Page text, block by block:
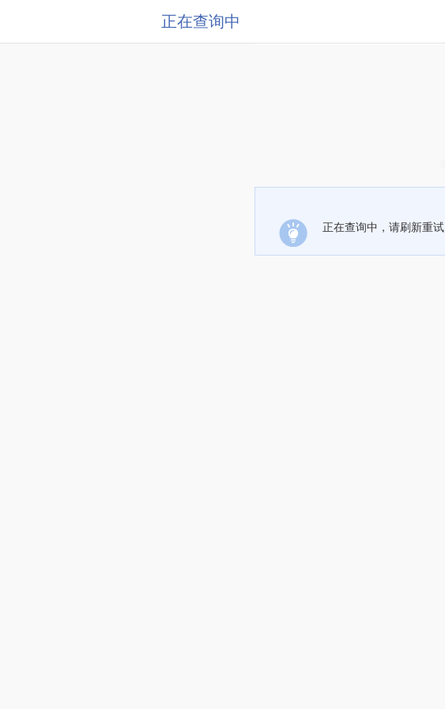
正在查询中
正在查询中，请刷新重试